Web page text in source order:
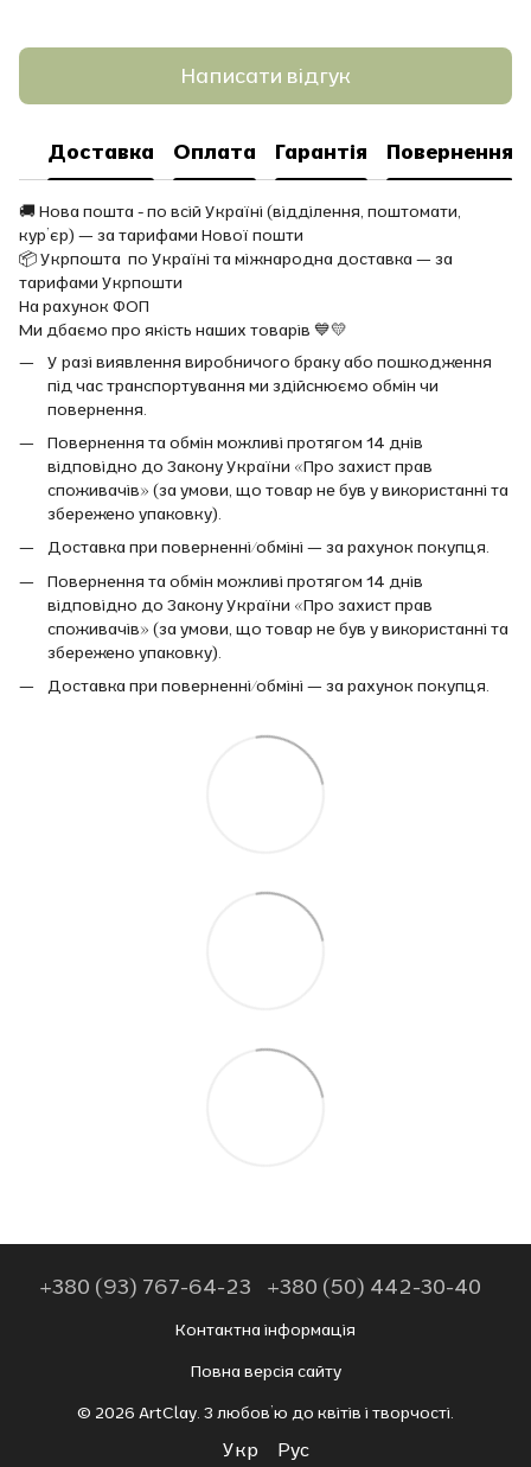
Написати відгук
Доставка Оплата Гарантія Повернення
🚚 Нова пошта - по всій Україні (відділення, поштомати,
кур’єр) — за тарифами Нової пошти
📦 Укрпошта по Україні та міжнародна доставка — за
тарифами Укрпошти
На рахунок ФОП
Ми дбаємо про якість наших товарів 💙💛
У разі виявлення виробничого браку або пошкодження
під час транспортування ми здійснюємо обмін чи
повернення.
Повернення та обмін можливі протягом 14 днів
відповідно до Закону України «Про захист прав
споживачів» (за умови, що товар не був у використанні та
збережено упаковку).
Доставка при поверненні/обміні — за рахунок покупця.
Повернення та обмін можливі протягом 14 днів
відповідно до Закону України «Про захист прав
споживачів» (за умови, що товар не був у використанні та
збережено упаковку).
Доставка при поверненні/обміні — за рахунок покупця.
+380 (93) 767-64-23 +380 (50) 442-30-40
Контактна інформація
Повна версія сайту
© 2026 ArtClay. З любов’ю до квітів і творчості.
Укр Рус